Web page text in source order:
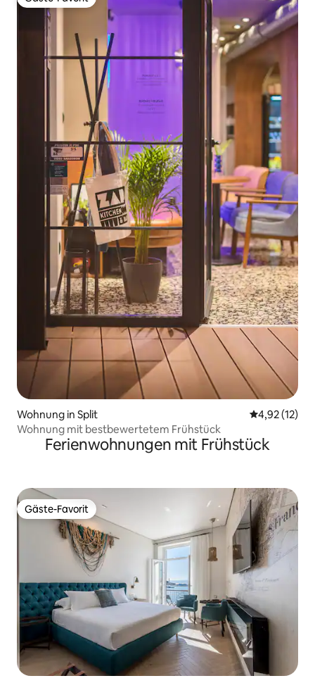
Gäste-Favorit
Wohnung in Split
4,92 (12)
Wohnung mit bestbewertetem Frühstück
Ferienwohnungen mit Frühstück
Gäste-Favorit
Gäste-Favorit